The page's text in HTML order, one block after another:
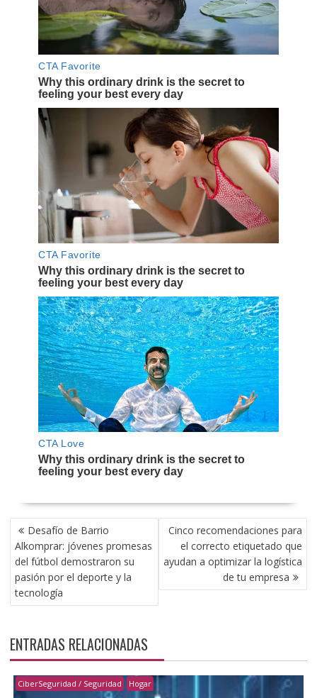
NAVEGACIÓN
DE
ENTRADAS
Desafío de Barrio
Alkomprar: jóvenes promesas
del fútbol demostraron su
pasión por el deporte y la
tecnología
Cinco recomendaciones para
el correcto etiquetado que
ayudan a optimizar la logística
de tu empresa
ENTRADAS RELACIONADAS
CiberSeguridad / Seguridad Hogar